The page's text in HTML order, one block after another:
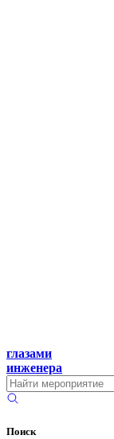
глазами
инженера
Поиск